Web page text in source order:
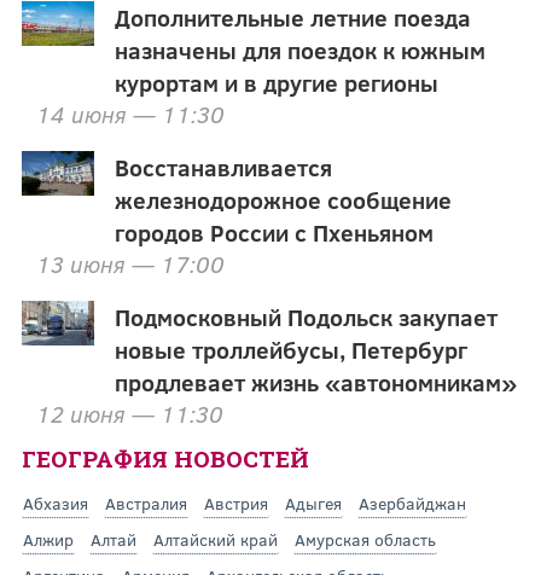
Дополнительные летние поезда
назначены для поездок к южным
курортам и в другие регионы
14 июня — 11:30
Восстанавливается
железнодорожное сообщение
городов России с Пхеньяном
13 июня — 17:00
Подмосковный Подольск закупает
новые троллейбусы, Петербург
продлевает жизнь «автономникам»
12 июня — 11:30
ГЕОГРАФИЯ НОВОСТЕЙ
Абхазия Австралия Австрия Адыгея
Азербайджан
Алжир
Алтай Алтайский край
Амурская область